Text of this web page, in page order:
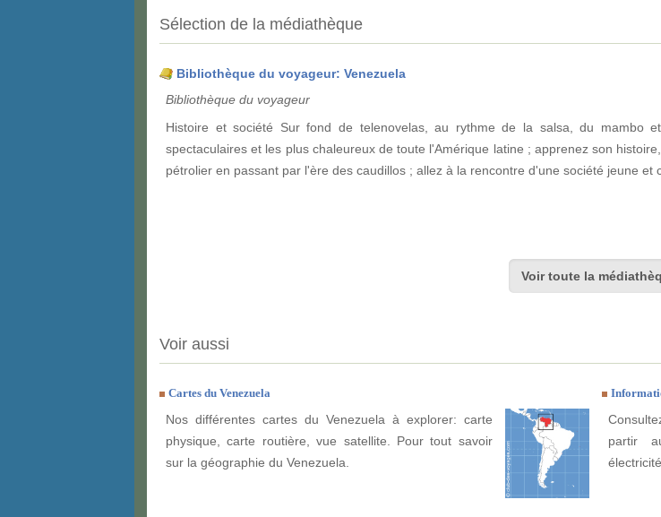
Sélection de la médiathèque
Bibliothèque du voyageur: Venezuela
Bibliothèque du voyageur
Histoire et société Sur fond de telenovelas, au rythme de la salsa, du mambo
spectaculaires et les plus chaleureux de toute l'Amérique latine ; apprenez son
pétrolier en passant par l'ère des caudillos ; allez à la rencontre d'une société jeune et
Voir toute la
Voir aussi
Cartes du Venezuela
Nos différentes cartes du Venezuela à explorer: carte
physique, carte routière, vue satellite. Pour tout savoir
sur la géographie du Venezuela.
partir